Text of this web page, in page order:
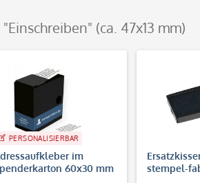
(ca. 47x13 mm)
PERSONALISIERBAR
im
60x30 mm
stempel-